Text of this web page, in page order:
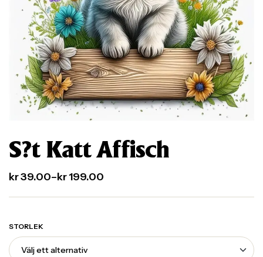
S?t Katt Affisch
kr39.00–kr199.00
STORLEK